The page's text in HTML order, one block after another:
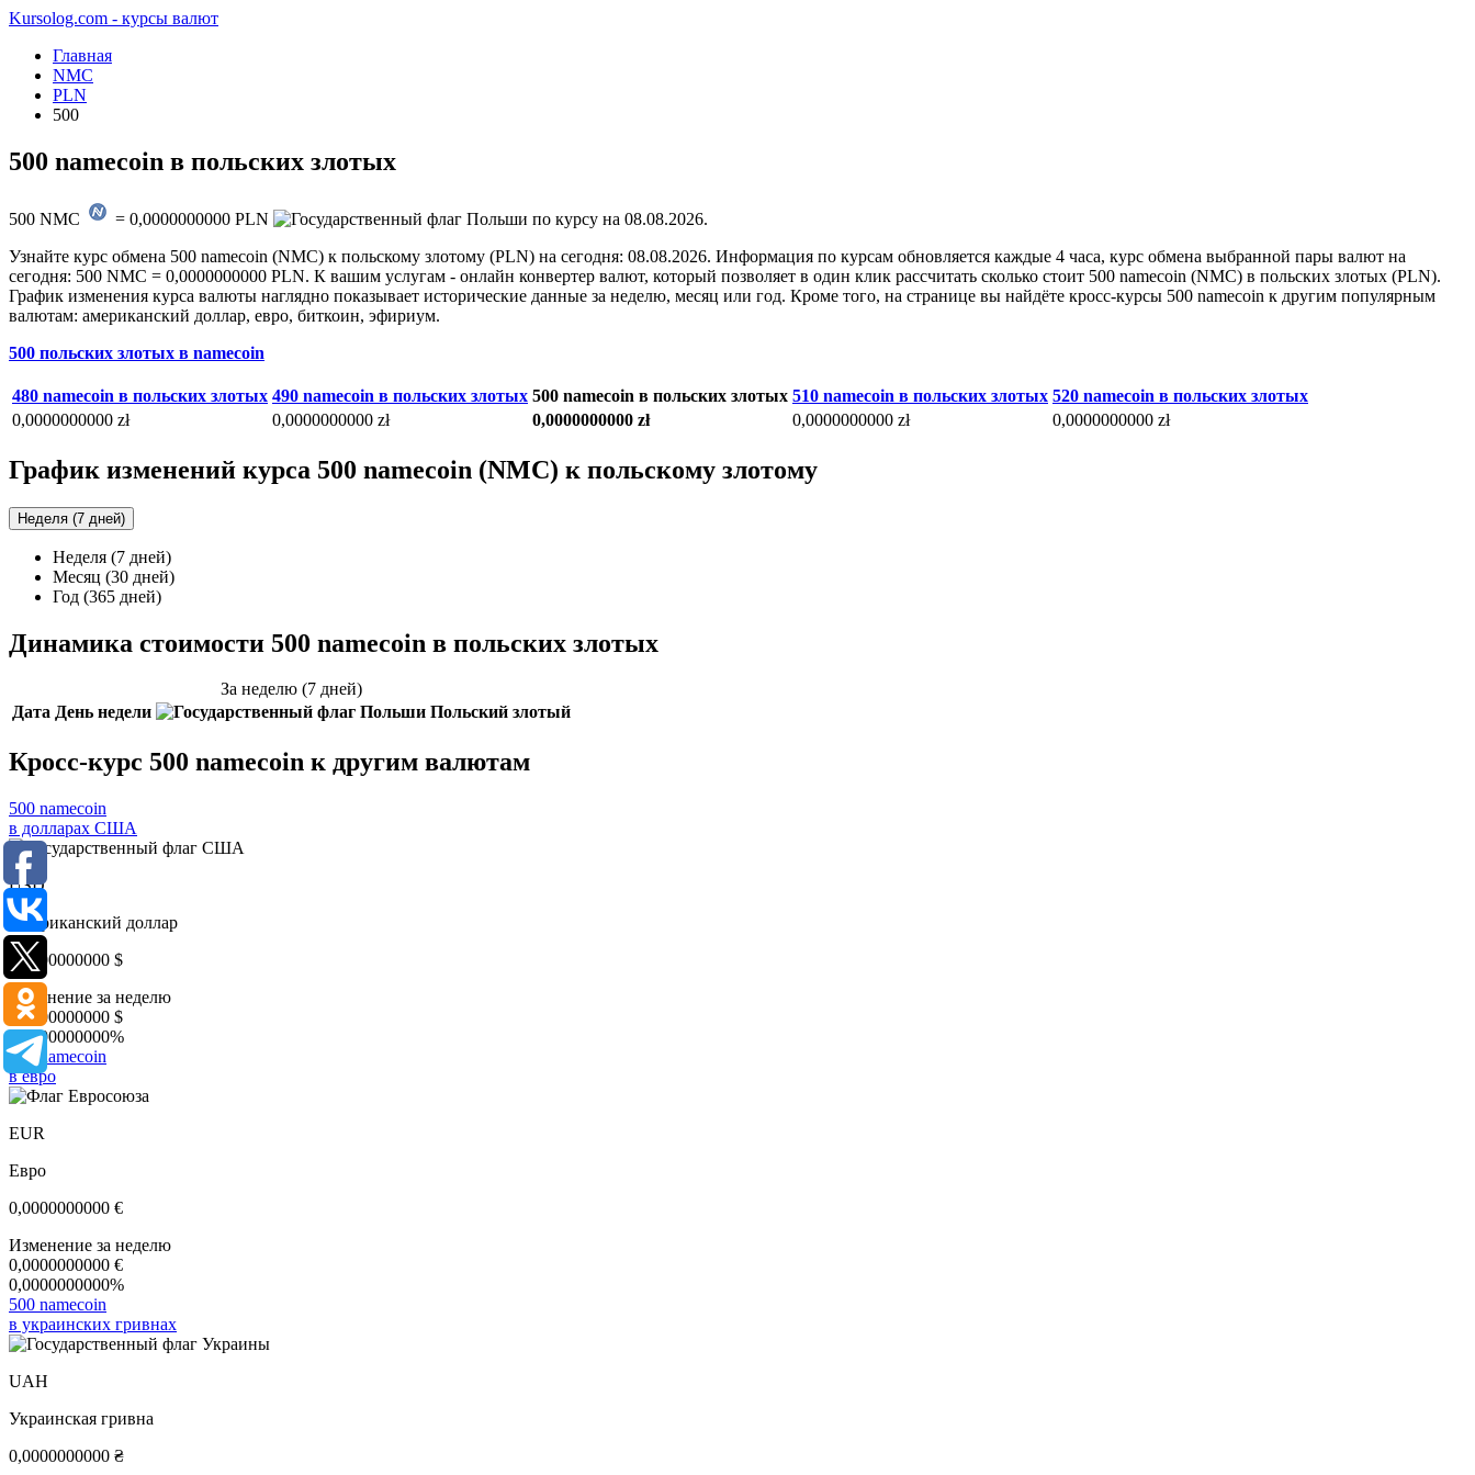
Kursolog.com - курсы валют
Главная
NMC
PLN
500
500 namecoin в польских злотых
500 NMC = 0,0000000000 PLN по курсу на 08.08.2026.
Узнайте курс обмена 500 namecoin (NMC) к польскому злотому (PLN) на сегодня: 08.08.2026. Информация по курсам обновляется каждые 4 часа, курс обмена выбранной пары валют на
сегодня: 500 NMC = 0,0000000000 PLN. К вашим услугам - онлайн конвертер валют, который позволяет в один клик рассчитать сколько стоит 500 namecoin (NMC) в польских злотых (PLN).
График изменения курса валюты наглядно показывает исторические данные за неделю, месяц или год. Кроме того, на странице вы найдёте кросс-курсы 500 namecoin к другим популярным
валютам: американский доллар, евро, биткоин, эфириум.
500 польских злотых в namecoin
480 namecoin в польских злотых 490 namecoin в польских злотых 500 namecoin в польских злотых 510 namecoin в польских злотых 520 namecoin в польских злотых
0,0000000000 zł
0,0000000000 zł 0,0000000000 zł 0,0000000000 zł 0,0000000000 zł
График изменений курса 500 namecoin (NMC) к польскому злотому
Неделя (7 дней)
Неделя (7 дней)
Месяц (30 дней)
Год (365 дней)
Динамика стоимости 500 namecoin в польских злотых
За неделю (7 дней)
Дата День недели Польский злотый
Кросс-курс 500 namecoin к другим валютам
500 namecoin
в долларах США
USD
Американский доллар
0,0000000000 $
Изменение за неделю
0,0000000000 $
0,0000000000%
500 namecoin
в евро
EUR
Евро
0,0000000000 €
Изменение за неделю
0,0000000000 €
0,0000000000%
500 namecoin
в украинских гривнах
UAH
Украинская гривна
0,0000000000 ₴